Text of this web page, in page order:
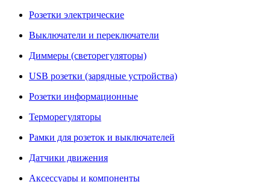
Розетки электрические
Выключатели и переключатели
Диммеры (светорегуляторы)
USB розетки (зарядные устройства)
Розетки информационные
Терморегуляторы
Рамки для розеток и выключателей
Датчики движения
Аксессуары и компоненты